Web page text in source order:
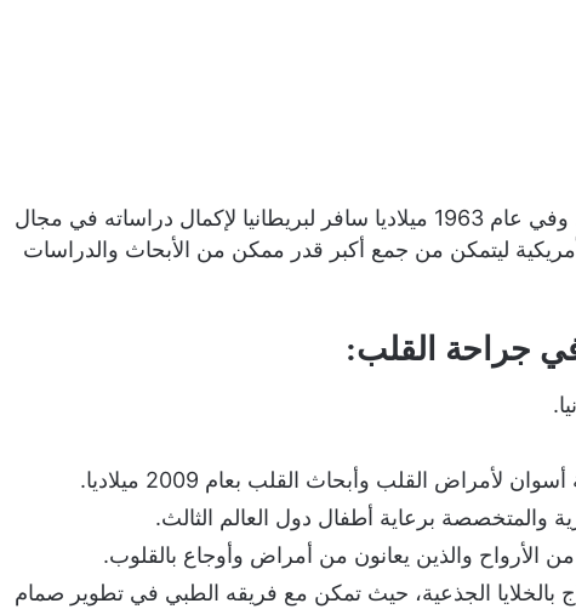
شرع في مزاولة مهنة الطب بعام 1957 ميلاديا، وفي عام 1963 ميلاديا سافر لبريطانيا لإكمال دراساته في مجال
ليتمكن من جمع أكبر قدر ممكن من الأبحاث والدراسات
جراحة القلب:
القلب وأبحاث القلب بعام 2009 ميلاديا.
من الأرواح والذين يعانون من أمراض وأوجاع بالقلوب.
بالخلايا الجذعية، حيث تمكن مع فريقه الطبي في تطوير صمام